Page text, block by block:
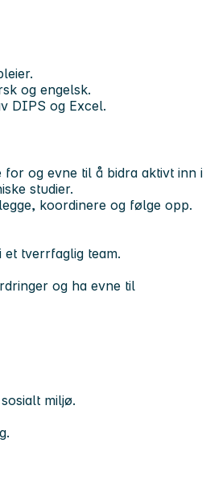
og engelsk.
DIPS og Excel.
og evne til å bidra aktivt inn i
studier.
koordinere og følge opp.
et tverrfaglig team.
og ha evne til
miljø.